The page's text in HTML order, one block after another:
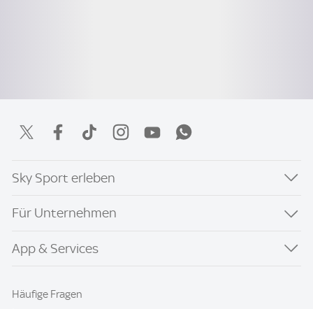
Sky Sport erleben
Für Unternehmen
App & Services
Häufige Fragen